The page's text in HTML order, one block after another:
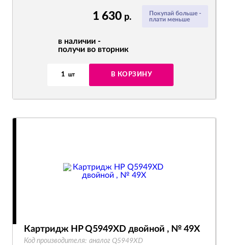
Покупай больше -
плати меньше
1 630 р.
в наличии -
получи во вторник
1 шт В КОРЗИНУ
Картридж HP Q5949XD двойной , № 49X
Код производителя: аналог Q5949XD